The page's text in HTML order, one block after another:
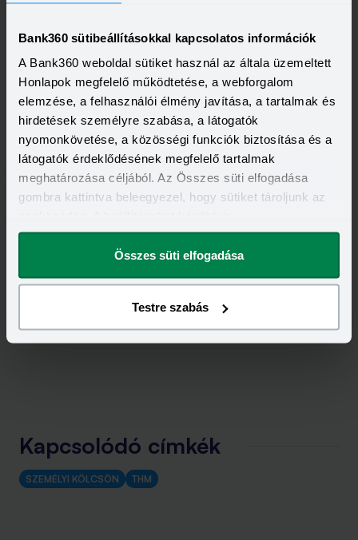
Bank360 sütibeállításokkal kapcsolatos információk
A Bank360 weboldal sütiket használ az általa üzemeltett
Honlapok megfelelő működtetése, a webforgalom
elemzése, a felhasználói élmény javítása, a tartalmak és
hirdetések személyre szabása, a látogatók
nyomonkövetése, a közösségi funkciók biztosítása és a
látogatók érdeklődésének megfelelő tartalmak
meghatározása céljából. Az Összes süti elfogadása
gombra kattintva beleegyezel, hogy sütiket tároljunk az
megváltoztathatod.
Összes süti elfogadása
Testre szabás
Feliratkozás
Kapcsolódó címkék
SZEMÉLYI KÖLCSÖN THM